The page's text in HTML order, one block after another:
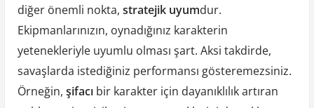
diğer önemli nokta, stratejik uyumdur.
Ekipmanlarınızın, oynadığınız karakterin
yetenekleriyle uyumlu olması şart. Aksi takdirde,
savaşlarda istediğiniz performansı gösteremezsiniz.
Örneğin, şifacıbir karakter için dayanıklılık artıran